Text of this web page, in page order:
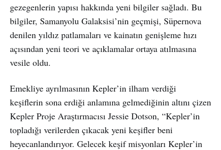
gezegenlerin yapısı hakkında yeni bilgiler sağladı. Bu
bilgiler, Samanyolu Galaksisi’nin geçmişi, Süpernova
denilen yıldız patlamaları ve kainatın genişleme hızı
açısından yeni teori ve açıklamalar ortaya atılmasına
vesile oldu.
Emekliye ayrılmasının Kepler’in ilham verdiği
keşiflerin sona erdiği anlamına gelmediğinin altını çizen
Kepler Proje Araştırmacısı Jessie Dotson, “Kepler’in
topladığı verilerden çıkacak yeni keşifler beni
heyecanlandırıyor. Gelecek keşif misyonları Kepler’in